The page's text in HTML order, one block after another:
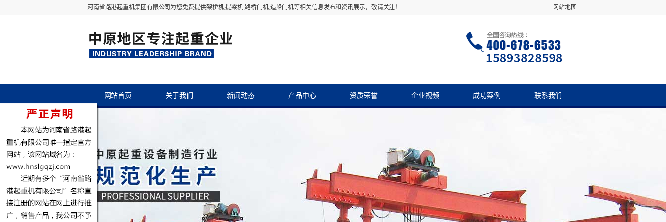
河南省路港起重机集团有限公司为您免费提供架桥机,提梁机,路桥门机,造船门机等相关信息发布和资讯展示，敬请关注！ 网站地图
网站首页 关于我们 新闻动态 产品中心 资质荣誉 企业视频 成功案例 联系我们